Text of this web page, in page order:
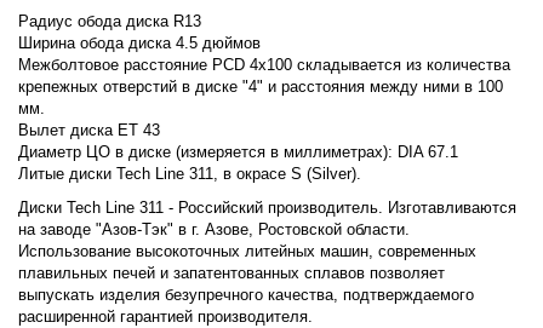
Радиус обода диска R13
Ширина обода диска 4.5 дюймов
Межболтовое расстояние PCD 4x100 складывается из количества
крепежных отверстий в диске "4" и расстояния между ними в 100
мм.
Вылет диска ET 43
Диаметр ЦО в диске (измеряется в миллиметрах): DIA 67.1
Литые диски Tech Line 311, в окрасе S (Silver).
Диски Tech Line 311 - Российский производитель. Изготавливаются
на заводе "Азов-Тэк" в г. Азове, Ростовской области.
Использование высокоточных литейных машин, современных
плавильных печей и запатентованных сплавов позволяет
выпускать изделия безупречного качества, подтверждаемого
расширенной гарантией производителя.